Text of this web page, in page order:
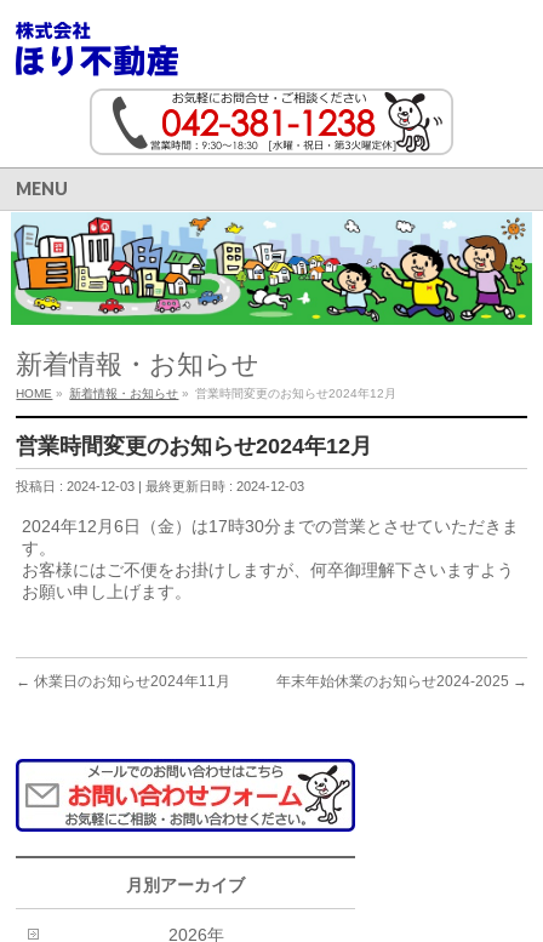
MENU
新着情報・お知らせ
HOME » 新着情報・お知らせ » 営業時間変更のお知らせ2024年12月
営業時間変更のお知らせ2024年12月
投稿日 : 2024-12-03 最終更新日時 : 2024-12-03
2024年12月6日（金）は17時30分までの営業とさせていただきま
す。
お客様にはご不便をお掛けしますが、何卒御理解下さいますよう
お願い申し上げます。
← 休業日のお知らせ2024年11月 年末年始休業のお知らせ2024-2025 →
月別アーカイブ
2026年